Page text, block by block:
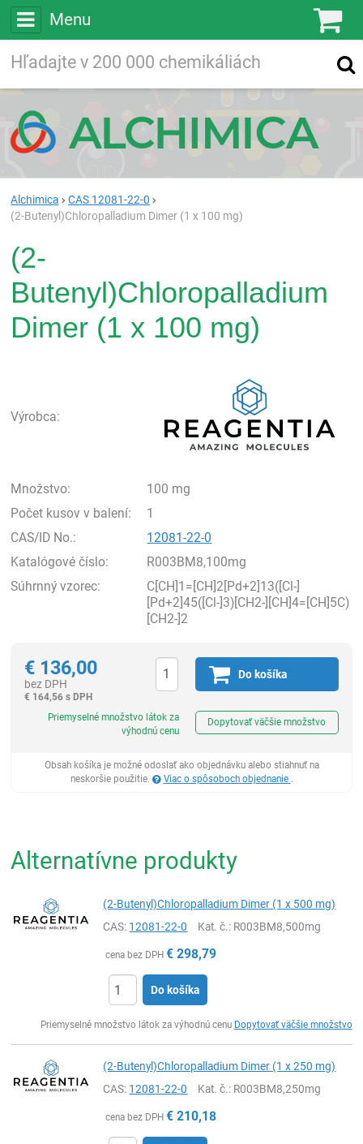
Menu
Vyhľadávanie
Alchimica
CAS 12081-22-0
(2-Butenyl)Chloropalladium Dimer (1 x 100 mg)
(2-
Butenyl)Chloropalladium
Dimer (1 x 100 mg)
Výrobca:
Množstvo:
100 mg
Počet kusov v balení:
1
CAS/ID No.:
12081-22-0
Katalógové číslo:
R003BM8,100mg
Súhrnný vzorec:
C[CH]1=[CH]2[Pd+2]13([Cl-]
[Pd+2]45([Cl-]3)[CH2-][CH]4=[CH]5C)
[CH2-]2
€ 136,00
bez DPH
€ 164,56 s DPH
Do košíka
Priemyselné množstvo látok za
výhodnú cenu
Dopytovať väčšie množstvo
Obsah košíka je možné odoslať ako objednávku alebo stiahnuť na
neskoršie použitie.
Viac o spôsoboch objednanie .
Alternatívne produkty
(2-Butenyl)Chloropalladium Dimer (1 x 500 mg)
CAS: 12081-22-0 Kat. č.: R003BM8,500mg
cena bez DPH € 298,79
Do košíka
Priemyselné množstvo látok za výhodnú cenu Dopytovať väčšie množstvo
(2-Butenyl)Chloropalladium Dimer (1 x 250 mg)
CAS: 12081-22-0 Kat. č.: R003BM8,250mg
cena bez DPH € 210,18